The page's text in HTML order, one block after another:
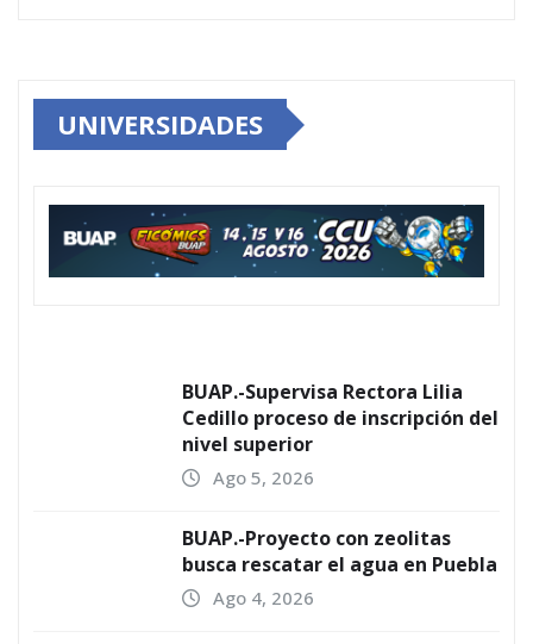
UNIVERSIDADES
BUAP.-Supervisa Rectora Lilia
Cedillo proceso de inscripción del
nivel superior
Ago 5, 2026
BUAP.-Proyecto con zeolitas
busca rescatar el agua en Puebla
Ago 4, 2026